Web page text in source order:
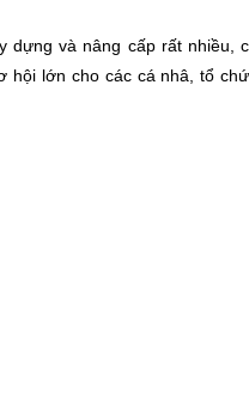
và nâng cấp rất nhiều,
lớn cho các cá nhâ, tổ